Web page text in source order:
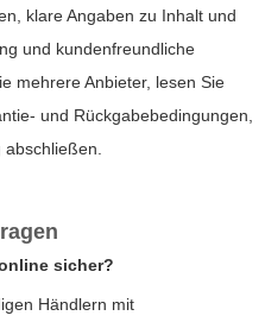
klare Angaben zu Inhalt und
und kundenfreundliche
mehrere Anbieter, lesen Sie
und Rückgabebedingungen,
sicher?
Händlern mit